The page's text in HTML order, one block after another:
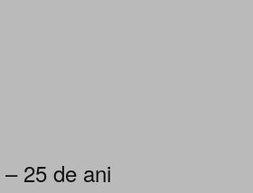
25 de ani